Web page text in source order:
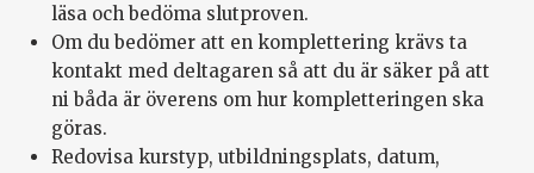
läsa och bedöma slutproven.
Om du bedömer att en komplettering krävs ta
kontakt med deltagaren så att du är säker på att
ni båda är överens om hur kompletteringen ska
göras.
Redovisa kurstyp, utbildningsplats, datum,